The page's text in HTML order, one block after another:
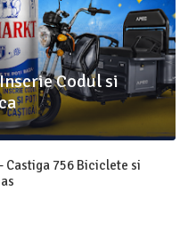
Codul si
Castiga 756 Biciclete si